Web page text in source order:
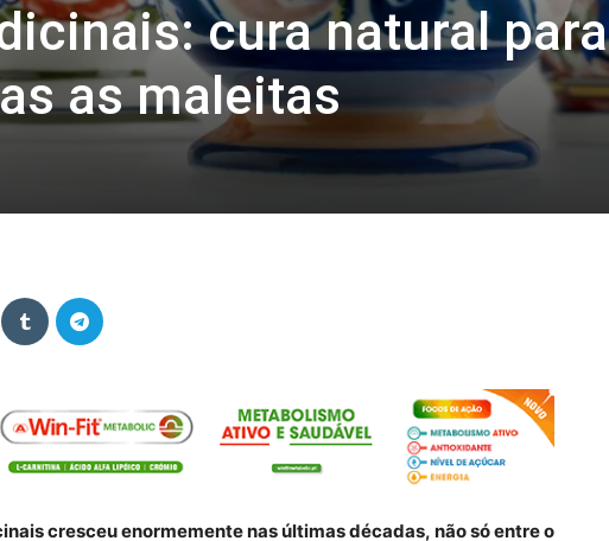
cura natural para
as maleitas
cresceu enormemente nas últimas décadas, não só entre o